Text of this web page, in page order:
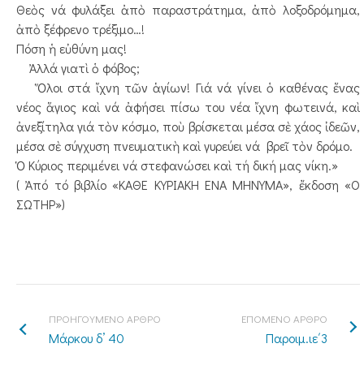
Θεὸς νά φυλάξει ἀπὸ παραστράτημα, ἀπὸ λοξοδρόμημα,
ἀπὸ ξέφρενο τρέξιμο…!
Πόση ἡ εὐθύνη μας!
Ἀλλά γιατὶ ὁ φόβος;
Ὅλοι στά ἴχνη τῶν ἁγίων! Γιά νά γίνει ὁ καθένας ἕνας
νέος ἅγιος καὶ νά ἀφήσει πίσω του νέα ἴχνη φωτεινά, καὶ
ἀνεξίτηλα γιά τὸν κόσμο, ποὺ βρίσκεται μέσα σὲ χάος ἰδεῶν,
μέσα σὲ σύγχυση πνευματικὴ καὶ γυρεύει νά βρεῖ τὸν δρόμο.
Ὁ Κύριος περιμένει νά στεφανώσει καὶ τή δική μας νίκη.»
( Ἀπό τό βιβλίο «ΚΑΘΕ ΚΥΡΙΑΚΗ ΕΝΑ ΜΗΝΥΜΑ», ἔκδοση «Ο
ΣΩΤΗΡ»)
ΠΡΟΗΓΟΥΜΕΝΟ ΑΡΘΡΟ
Μάρκου δ’ 40
ΕΠΟΜΕΝΟ ΑΡΘΡΟ
Παροιμ.ιε΄3